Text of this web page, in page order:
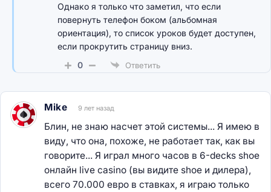
Однако я только что заметил, что если
повернуть телефон боком (альбомная
ориентация), то список уроков будет доступен,
если прокрутить страницу вниз.
0
Ответить
Mike 9 лет назад
Блин, не знаю насчет этой системы... Я имею в
виду, что она, похоже, не работает так, как вы
говорите... Я играл много часов в 6-decks shoe
онлайн live casino (вы видите shoe и дилера),
всего 70.000 евро в ставках, я играю только